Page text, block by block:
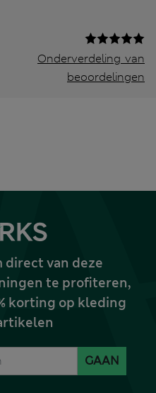
Onderverdeling van
beoordelingen
direct van deze
te profiteren,
korting op kleding
GAAN